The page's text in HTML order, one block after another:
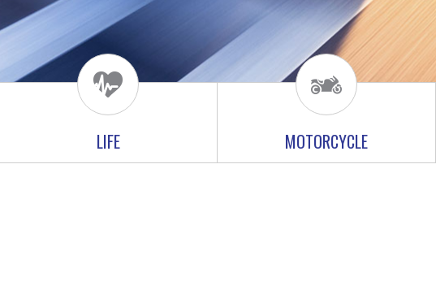
LIFE MOTORCYCLE